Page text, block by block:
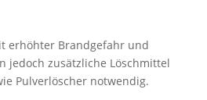
erhöhter Brandgefahr und
jedoch zusätzliche Löschmittel
Pulverlöscher notwendig.